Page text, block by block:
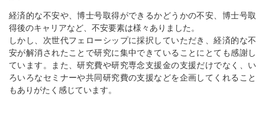
経済的な不安や、博士号取得ができるかどうかの不安、博士号取
得後のキャリアなど、不安要素は様々ありました。
しかし、次世代フェローシップに採択していただき、経済的な不
安が解消されたことで研究に集中できていることにとても感謝し
ています。また、研究費や研究専念支援金の支援だけでなく、い
ろいろなセミナーや共同研究費の支援などを企画してくれること
もありがたく感じています。